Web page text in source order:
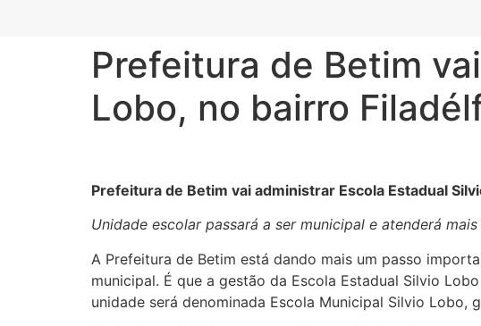
Prefeitura de Betim
Lobo, no bairro
Prefeitura de Betim vai administrar Escola Estadual
Unidade escolar passará a ser municipal e atenderá
A Prefeitura de Betim está dando mais um passo
municipal. É que a gestão da Escola Estadual Silvio
unidade será denominada Escola Municipal Silvio Lobo,